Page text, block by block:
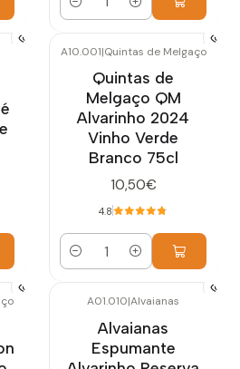
Quantidade
A10.001|Quintas de Melgaço
Quintas de
Melgaço QM
Alvarinho 2024
Vinho Verde
Branco 75cl
10,50€
4.8
Quantidade
A01.010|Alvaianas
Alvaianas
Espumante